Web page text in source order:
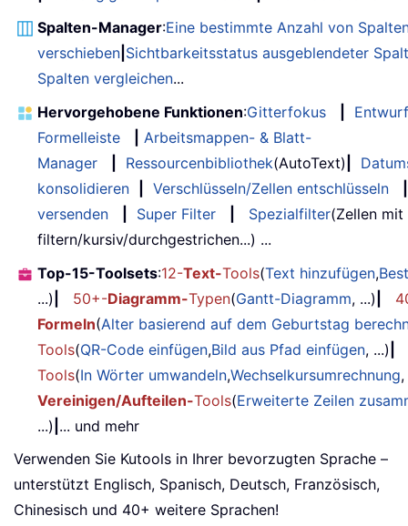
Spalten-Manager:Eine bestimmte Anzahl von
verschieben Sichtbarkeitsstatus ausgeblendeter
Spalten vergleichen...
Hervorgehobene Funktionen:Gitterfokus
Entwurf
Formelleiste
Arbeitsmappen- & Blatt-
Manager
Ressourcenbibliothek(AutoText)
konsolidieren
Verschlüsseln/Zellen entschlüsseln
versenden
Super Filter Spezialfilter(Zellen
filtern/kursiv/durchgestrichen...) ...
Top-15-Toolsets:12-Text-Tools(Text hinzufügen,
...)
50+-Diagramm-Typen(Gantt-Diagramm, ...)
Formeln(Alter basierend auf dem Geburtstag
Tools(QR-Code einfügen,Bild aus Pfad einfügen, ...)
Tools(In Wörter umwandeln,Wechselkursumrechnung
Vereinigen/Aufteilen-Tools(Erweiterte Zeilen
...) ... und mehr
Verwenden Sie Kutools in Ihrer bevorzugten Sprache –
unterstützt Englisch, Spanisch, Deutsch, Französisch,
Chinesisch und 40+ weitere Sprachen!